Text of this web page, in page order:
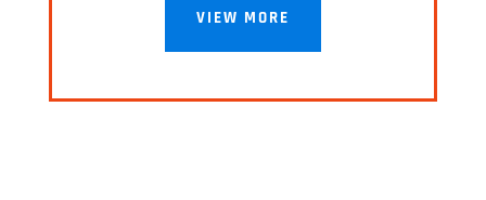
VIEW MORE